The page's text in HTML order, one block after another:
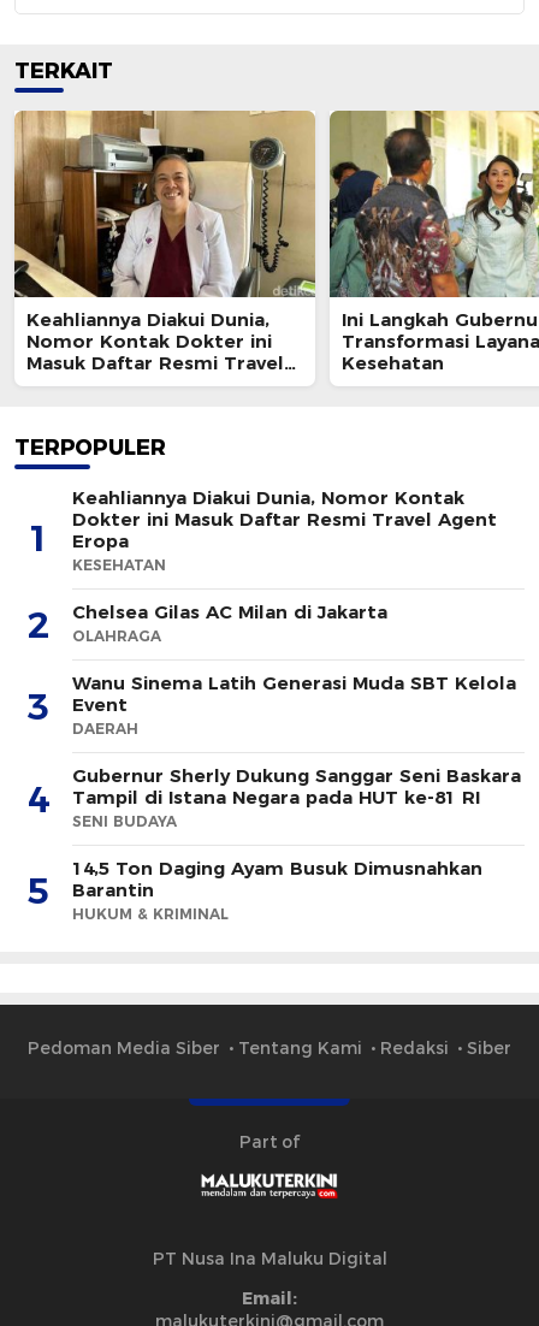
TERKAIT
Keahliannya Diakui Dunia,
Nomor Kontak Dokter ini
Masuk Daftar Resmi Travel
Agent Eropa
Ini Langkah
Transformasi
Kesehatan
TERPOPULER
1
Keahliannya Diakui Dunia, Nomor Kontak
Dokter ini Masuk Daftar Resmi Travel Agent
Eropa
KESEHATAN
2 Chelsea Gilas AC Milan di Jakarta
OLAHRAGA
3
Wanu Sinema Latih Generasi Muda SBT Kelola
Event
DAERAH
4
Gubernur Sherly Dukung Sanggar Seni Baskara
Tampil di Istana Negara pada HUT ke-81 RI
SENI BUDAYA
5
14,5 Ton Daging Ayam Busuk Dimusnahkan
Barantin
HUKUM & KRIMINAL
Pedoman Media Siber Tentang Kami Redaksi Siber
Part of
PT Nusa Ina Maluku Digital
Email:
malukuterkini@gmail.com